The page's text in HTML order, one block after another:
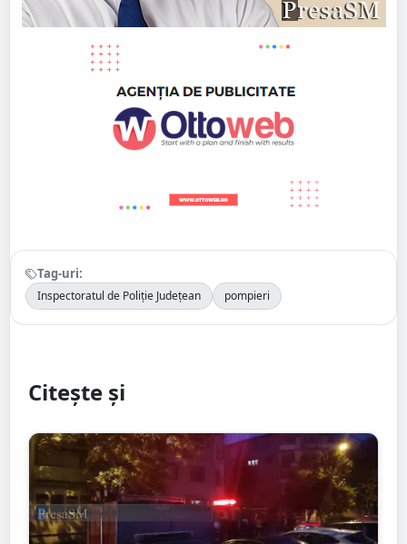
Tag-uri:
Inspectoratul de Poliție Județean pompieri
Citește și